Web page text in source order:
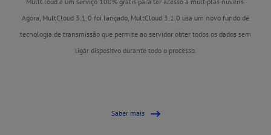
Agora, MultCloud 3.1.0 foi lançado, MultCloud 3.1.0 usa um novo fundo de
tecnologia de transmissão que permite ao servidor obter todos os dados sem
ligar dispositvo durante todo o processo.
Saber mais